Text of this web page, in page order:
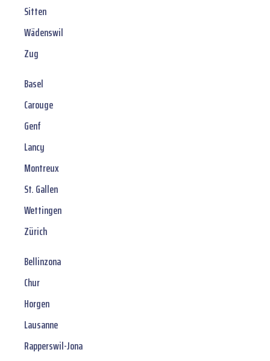
Sitten
Wädenswil
Zug
Basel
Carouge
Genf
Lancy
Montreux
St. Gallen
Wettingen
Zürich
Bellinzona
Chur
Horgen
Lausanne
Rapperswil-Jona